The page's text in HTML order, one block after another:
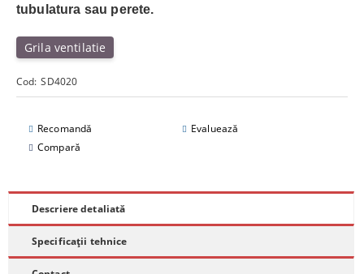
tubulatura sau perete.
Grila ventilatie
Cod: SD4020
Recomandă
Evaluează
Compară
Descriere detaliată
Specificații tehnice